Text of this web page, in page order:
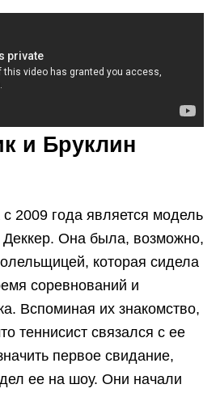
и Бруклин
2009 года является модель
Деккер. Она была, возможно,
которая сидела
соревнований и
Вспоминая их знакомство,
теннисист связался с ее
первое свидание,
ее на шоу. Они начали